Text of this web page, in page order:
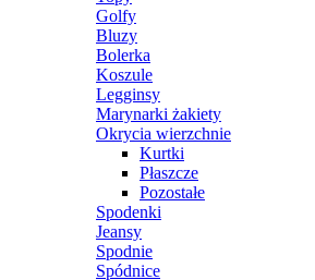
Golfy
Bluzy
Bolerka
Koszule
Legginsy
Marynarki żakiety
Okrycia wierzchnie
Kurtki
Płaszcze
Pozostałe
Spodenki
Jeansy
Spodnie
Spódnice